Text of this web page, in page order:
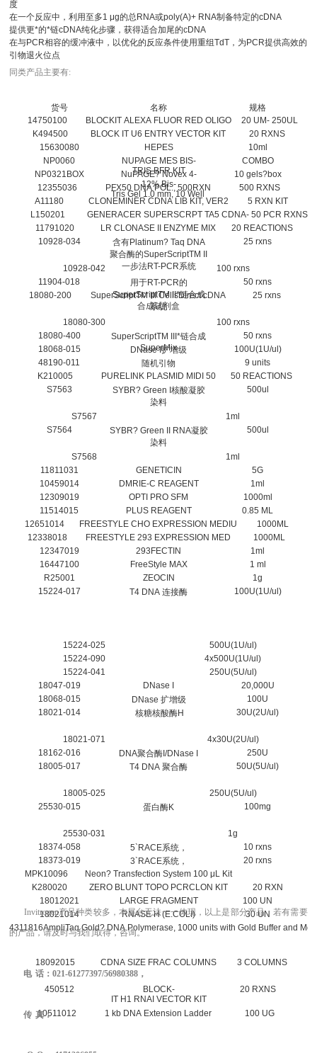
度
在一个反应中，利用至多1 μg的总RNA或poly(A)+ RNA制备特定的cDNA
提供更*的*链cDNA纯化步骤，获得适合加尾的cDNA
在与PCR相容的缓冲液中，以优化的反应条件使用重组TdT，为PCR提供高效的
引物退火位点
同类产品主要有:
货号 名称
规格
14750100
BLOCKIT ALEXA FLUOR RED OLIGO
20 UM- 250UL
K494500
BLOCK IT U6 ENTRY VECTOR KIT
20 RXNS
15630080
HEPES
10ml
NP0060
NUPAGE MES BIS-
TRIS BFR KIT
COMBO
NP0321BOX
NuPAGE? Novex 4-
12% Bis-
Tris Gel 1.0 mm, 10 Well
10 gels?box
12355036
PFX50 DNA POL., 500RXN
500 RXNS
A11180
CLONEMINER CDNA LIB KIT, VER2
5 RXN KIT
L150201
GENERACER SUPERSCRPT TA5 CDNA- 50 PCR RXNS
11791020
LR CLONASE II ENZYME MIX
20 REACTIONS
10928-034
含有Platinum? Taq DNA
聚合酶的SuperScriptTM II
一步法RT-PCR系统
25 rxns
10928-042
100 rxns
11904-018
用于RT-PCR的
SuperScriptTM II*链合成
系统
50 rxns
18080-200
SuperScriptTM III CellsDirect cDNA
合成试剂盒
25 rxns
18080-300
100 rxns
18080-400
SuperScriptTM III*链合成
SuperMix
50 rxns
18068-015
DNase I扩增级
100U(1U/ul)
48190-011
随机引物
9 units
K210005
PURELINK PLASMID MIDI 50
50 REACTIONS
S7563
SYBR? Green I核酸凝胶
染料
500ul
S7567
1ml
S7564
SYBR? Green II RNA凝胶
染料
500ul
S7568
1ml
11811031
GENETICIN
5G
10459014
DMRIE-C REAGENT
1ml
12309019
OPTI PRO SFM
1000ml
11514015
PLUS REAGENT
0.85 ML
12651014
FREESTYLE CHO EXPRESSION MEDIU
1000ML
12338018
FREESTYLE 293 EXPRESSION MED
1000ML
12347019
293FECTIN
1ml
16447100
FreeStyle MAX
1 ml
R25001
ZEOCIN
1g
15224-017
T4 DNA 连接酶 100U(1U/ul)
15224-025
500U(1U/ul)
15224-090
4x500U(1U/ul)
15224-041
250U(5U/ul)
18047-019
DNase I
20,000U
18068-015
DNase 扩增级
100U
18021-014
核糖核酸酶H 30U(2U/ul)
18021-071
4x30U(2U/ul)
18162-016
DNA聚合酶I/DNase I
250U
18005-017
T4 DNA 聚合酶 50U(5U/ul)
18005-025
250U(5U/ul)
25530-015
蛋白酶K 100mg
25530-031
1g
18374-058
5`RACE系统，
10 rxns
18373-019
3`RACE系统，
20 rxns
MPK10096
Neon? Transfection System 100 μL Kit
K280020
ZERO BLUNT TOPO PCRCLON KIT
20 RXN
18012021
LARGE FRAGMENT
100 UN
18021014
RNASE H (E.COLI)
30 UN
4311816AmpliTaq Gold? DNA Polymerase, 1000 units with Gold Buffer and
18092015 CDNA SIZE FRAC COLUMNS 3 COLUMNS
450512
BLOCK-
IT H1 RNAI VECTOR KIT
20 RXNS
10511012 1 kb DNA Extension Ladder 100 UG
Invitrogen产品种类较多，本展台无法一一体现 ， 以上是部分产品，若有需要
的产品，请及时与我们取得，咨询。
电 话：021-61277397/56980388 ，
传 真：